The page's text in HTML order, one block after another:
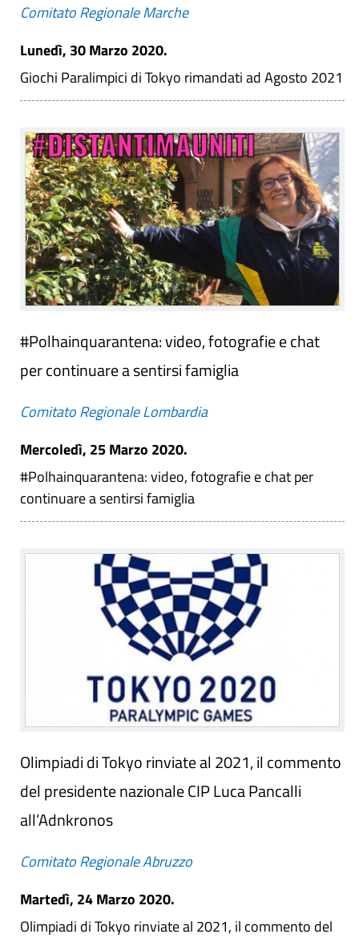
Comitato Regionale Marche
Lunedì, 30 Marzo 2020.
Giochi Paralimpici di Tokyo rimandati ad Agosto 2021
#Polhainquarantena: video, fotografie e chat
per continuare a sentirsi famiglia
Comitato Regionale Lombardia
Mercoledì, 25 Marzo 2020.
#Polhainquarantena: video, fotografie e chat per
continuare a sentirsi famiglia
Olimpiadi di Tokyo rinviate al 2021, il commento
del presidente nazionale CIP Luca Pancalli
all’Adnkronos
Comitato Regionale Abruzzo
Martedì, 24 Marzo 2020.
Olimpiadi di Tokyo rinviate al 2021, il commento del